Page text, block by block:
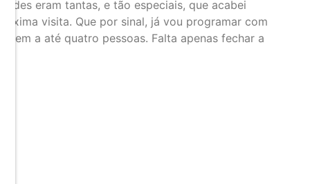
eram tantas, e tão especiais, que acabei
visita. Que por sinal, já vou programar com
bem a até quatro pessoas. Falta apenas fechar a